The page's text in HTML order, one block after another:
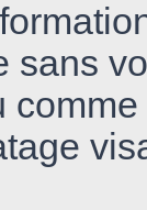
sans